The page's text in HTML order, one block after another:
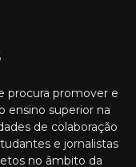
procura promover e
ensino superior na
de colaboração
e jornalistas
no âmbito da